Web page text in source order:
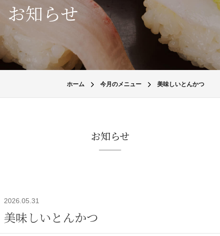
お知らせ
ホーム 今月のメニュー 美味しいとんかつ
お知らせ
2026.05.31
美味しいとんかつ